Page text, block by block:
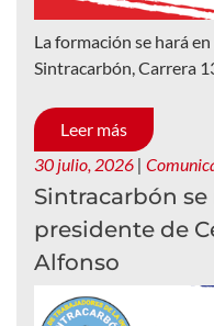
La formación se hará
Sintracarbón, Carrera
Leer más
30 julio, 2026 |
Sintracarbón
presidente de
Alfonso